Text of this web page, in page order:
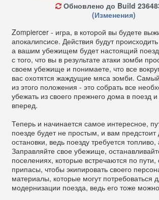
Обновлено до Build
(Изменения)
Zompiercer - игра, в которой вы будете
апокалипсисе. Действия будут
а вашим убежищем будет настоящий
с того, что вы в результате атаки зомби
своем убежище и понимаете, что все
вас охотятся жаждущие мяса зомби.
из этого положения - это собрать все
убежать из своего прежнего дома в поезд
вперед.
Теперь и начинается самое интересное,
поезде будет не простым, и вам предстоит
остановки, ведь поезду требуется
Заправляйте свое убежище,
поселениях, которые встречаются по пути,
припасы, чтобы экипировать своего
материалы, которые могут потребоваться
модернизации поезда, ведь его тоже